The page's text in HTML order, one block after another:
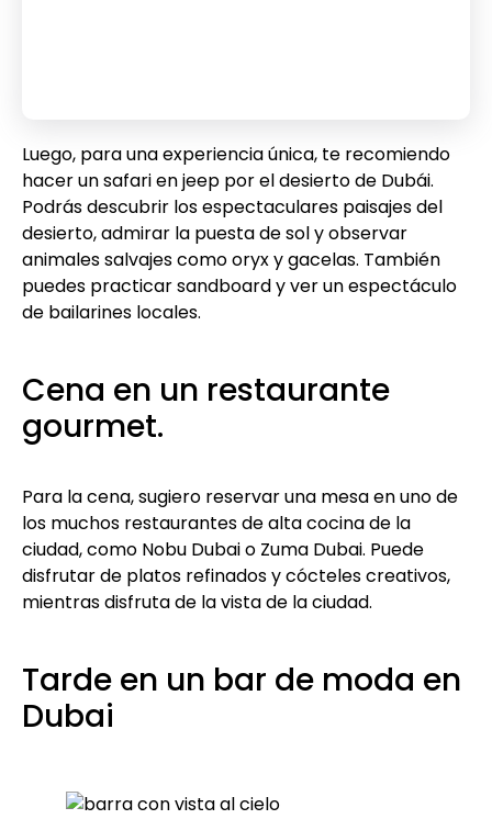
Luego, para una experiencia única, te recomiendo
hacer un safari en jeep por el desierto de Dubái.
Podrás descubrir los espectaculares paisajes del
desierto, admirar la puesta de sol y observar
animales salvajes como oryx y gacelas. También
puedes practicar sandboard y ver un espectáculo
de bailarines locales.
Cena en un restaurante
gourmet.
Para la cena, sugiero reservar una mesa en uno de
los muchos restaurantes de alta cocina de la
ciudad, como Nobu Dubai o Zuma Dubai. Puede
disfrutar de platos refinados y cócteles creativos,
mientras disfruta de la vista de la ciudad.
Tarde en un bar de moda en
Dubai